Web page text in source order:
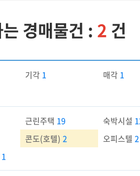
경매물건 : 2 건
기각 1 매각 1
근린주택 19 숙박시설
콘도(호텔)2 오피스텔 2
1